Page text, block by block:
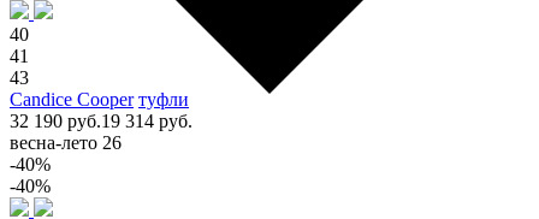
40
41
43
Candice Cooper туфли
32 190 руб.19 314 руб.
весна-лето 26
-40%
-40%